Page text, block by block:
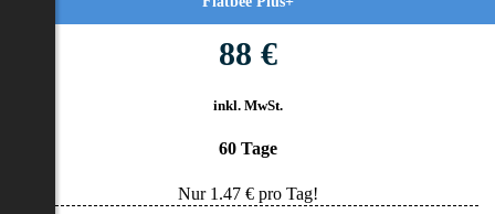
88 €
inkl. MwSt.
60 Tage
Nur 1.47€ pro Tag!